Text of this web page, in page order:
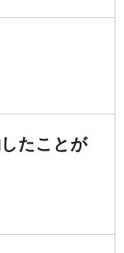
たことが